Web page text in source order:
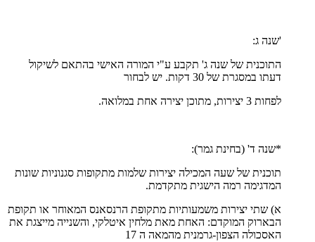
'שנה ג:
התוכנית של שנה ג' תקבע ע"י המורה האישי בהתאם לשיקול
דעתו במסגרת של 30 דקות. יש לבחור
לפחות 3 יצירות, מתוכן יצירה אחת במלואה.
*שנה ד' (בחינת גמר):
תוכנית של שעה המכילה יצירות שלמות מתקופות סגנוניות שונות
המדגימה רמה הישגית מתקדמת.
א) שתי יצירות משמעותיות מתקופת הרנסאנס המאוחר או תקופת
הבארוק המוקדם: האחת מאת מלחין איטלקי, והשנייה מייצגת את
האסכולה הצפון-גרמנית מהמאה ה 17